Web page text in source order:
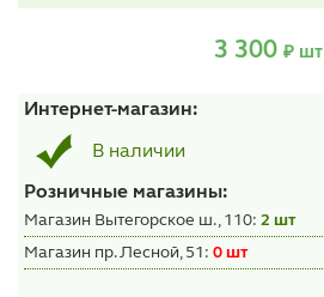
3 300 ₽ шт
Интернет-магазин:
В наличии
Розничные магазины:
Магазин Вытегорское ш., 110: 2 шт
Магазин пр. Лесной, 51: 0 шт